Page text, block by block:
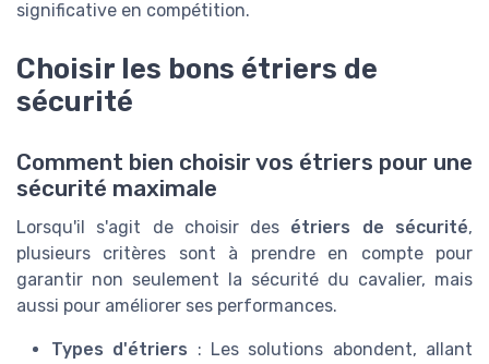
significative en compétition.
Choisir les bons étriers de
sécurité
Comment bien choisir vos étriers pour une
sécurité maximale
Lorsqu'il s'agit de choisir des étriers de sécurité,
plusieurs critères sont à prendre en compte pour
garantir non seulement la sécurité du cavalier, mais
aussi pour améliorer ses performances.
Types d'étriers : Les solutions abondent, allant